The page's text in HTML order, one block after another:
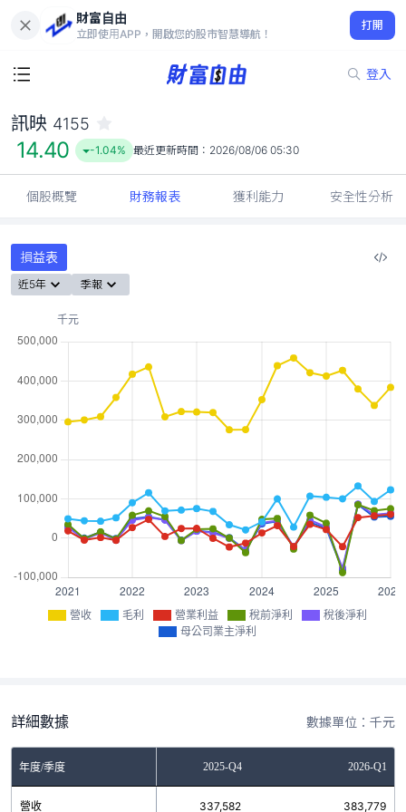
財富自由
立即使用APP，開啟您的股市智慧導航！
打開
登入
14.40
-1.04%
訊映 4155
14.40 -1.04% 最近更新時間： 2026/08/06 05:30
個股概覽 財務報表 獲利能力 安全性分析
損益表
近5年 季報
營收 毛利 營業利益 稅前淨利
稅後淨利
母公司業主淨利
詳細數據 數據單位：千元
年度/季度2025-Q3 2025-Q4 2026-Q1
營收 337,582 383,779